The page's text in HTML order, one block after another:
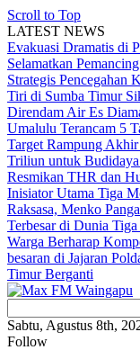
Scroll to Top
LATEST NEWS
Evakuasi Dramatis di
Selamatkan
Strategis
Tiri di Sumba Timur
Direndam Air Es
Umalulu Terancam 5
Target Rampung
Triliun untuk
Resmikan THR dan
Inisiator Utama Tiga
Raksasa, Menko
Terbesar di Dunia Tiga
Warga Berharap
besaran di Jajaran
Timur Berganti
Sabtu, Agustus 8th,
Follow